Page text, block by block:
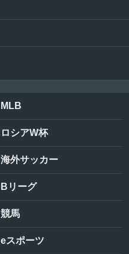
MLB
ロシアW杯
海外サッカー
Bリーグ
競馬
eスポーツ